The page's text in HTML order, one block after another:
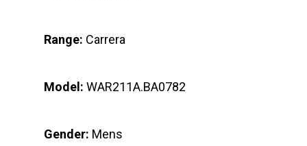
Range: Carrera
Model: WAR211A.BA0782
Gender: Mens